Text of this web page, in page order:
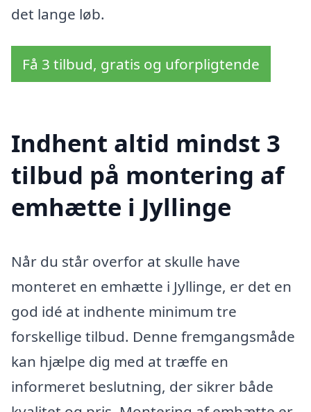
det lange løb.
Få 3 tilbud, gratis og uforpligtende
Indhent altid mindst 3
tilbud på montering af
emhætte i Jyllinge
Når du står overfor at skulle have
monteret en emhætte i Jyllinge, er det en
god idé at indhente minimum tre
forskellige tilbud. Denne fremgangsmåde
kan hjælpe dig med at træffe en
informeret beslutning, der sikrer både